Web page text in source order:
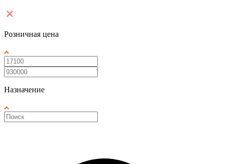
Розничная цена
Назначение